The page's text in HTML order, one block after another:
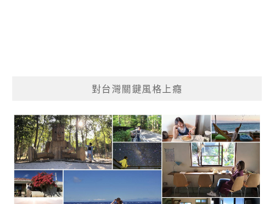
對台灣關鍵風格上癮